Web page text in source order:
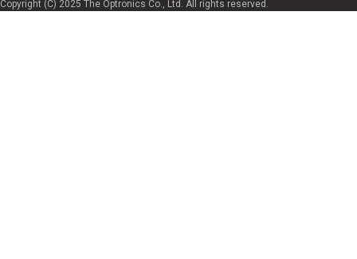
Copyright (C) 2025 The Optronics Co., Ltd. All rights reserved.